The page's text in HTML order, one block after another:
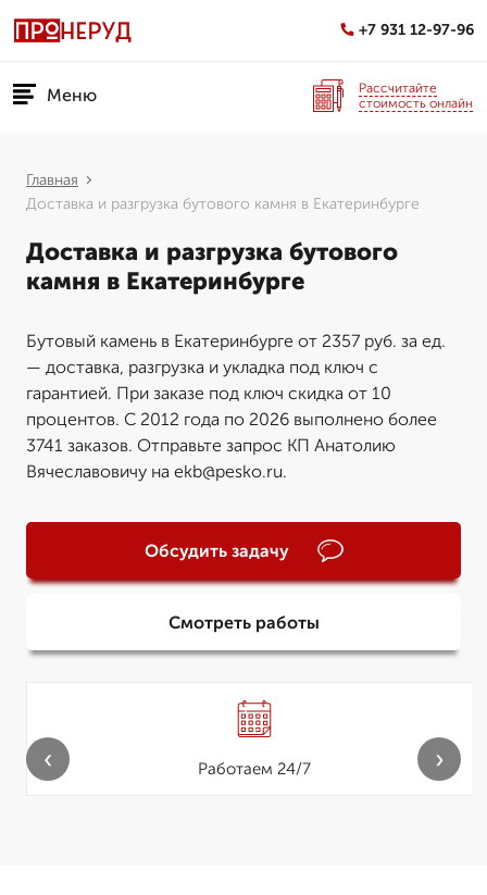
+7 931 12-97-96
Меню
Рассчитайте
стоимость онлайн
Главная
Доставка и разгрузка бутового камня в Екатеринбурге
Доставка и разгрузка бутового
камня в Екатеринбурге
Бутовый камень в Екатеринбурге от 2357 руб. за ед.
— доставка, разгрузка и укладка под ключ с
гарантией. При заказе под ключ скидка от 10
процентов. С 2012 года по 2026 выполнено более
3741 заказов. Отправьте запрос КП Анатолию
Вячеславовичу на ekb@pesko.ru.
Обсудить задачу
Смотреть работы
Работаем 24/7
‹ ›